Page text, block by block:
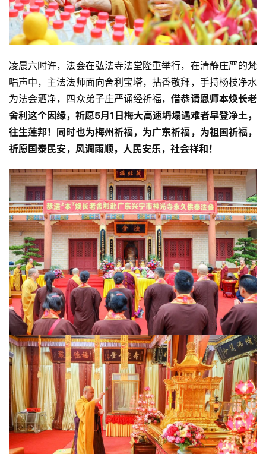
凌晨六时许，法会在弘法寺法堂隆重举行，在清静庄严的梵
唱声中，主法法师面向舍利宝塔，拈香敬拜，手持杨枝净水
为法会洒净，四众弟子庄严诵经祈福，借恭请恩师本焕长老
舍利这个因缘，祈愿5月1日梅大高速坍塌遇难者早登净土，
往生莲邦！同时也为梅州祈福，为广东祈福，为祖国祈福，
祈愿国泰民安，风调雨顺，人民安乐，社会祥和！